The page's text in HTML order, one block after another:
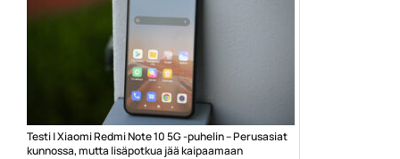
Testi | Xiaomi Redmi Note 10 5G -puhelin – Perusasiat
kunnossa, mutta lisäpotkua jää kaipaamaan